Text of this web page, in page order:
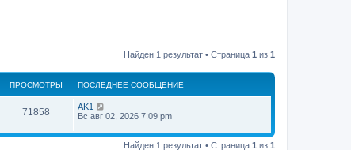
Найден 1 результат • Страница 1 из 1
ПРОСМОТРЫ ПОСЛЕДНЕЕ СООБЩЕНИЕ
71858
AK1
Вс авг 02, 2026 7:09 pm
Найден 1 результат • Страница 1 из 1